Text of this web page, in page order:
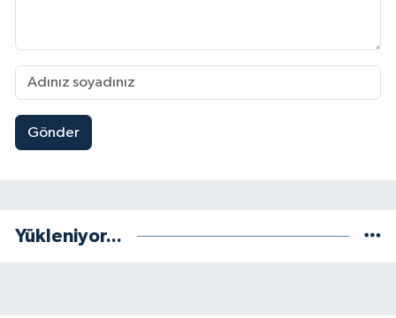
Gönder
Yükleniyor...